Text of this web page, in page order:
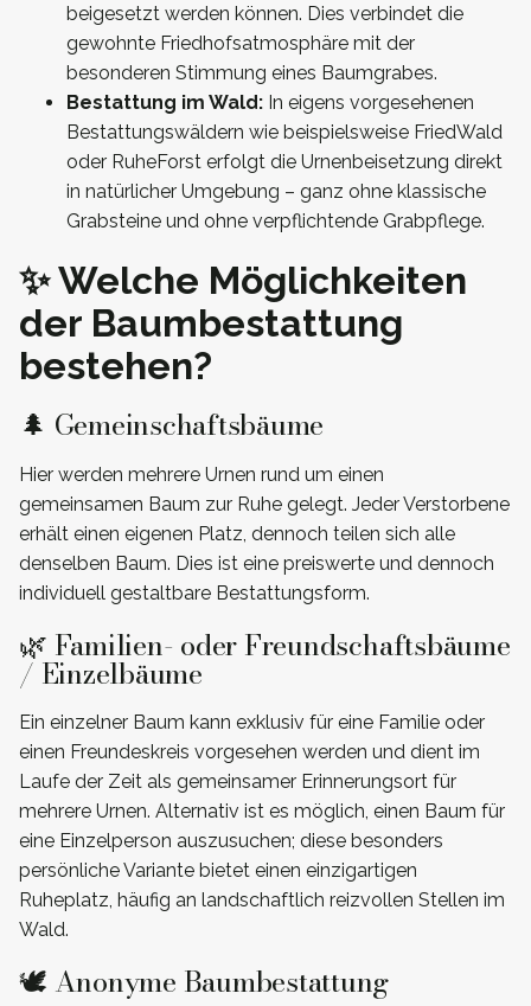
beigesetzt werden können. Dies verbindet die
gewohnte Friedhofsatmosphäre mit der
besonderen Stimmung eines Baumgrabes.
Bestattung im Wald: In eigens vorgesehenen
Bestattungswäldern wie beispielsweise FriedWald
oder RuheForst erfolgt die Urnenbeisetzung direkt
in natürlicher Umgebung – ganz ohne klassische
Grabsteine und ohne verpflichtende Grabpflege.
✨ Welche Möglichkeiten
der Baumbestattung
bestehen?
🌲 Gemeinschaftsbäume
Hier werden mehrere Urnen rund um einen
gemeinsamen Baum zur Ruhe gelegt. Jeder Verstorbene
erhält einen eigenen Platz, dennoch teilen sich alle
denselben Baum. Dies ist eine preiswerte und dennoch
individuell gestaltbare Bestattungsform.
🌿 Familien- oder Freundschaftsbäume
/ Einzelbäume
Ein einzelner Baum kann exklusiv für eine Familie oder
einen Freundeskreis vorgesehen werden und dient im
Laufe der Zeit als gemeinsamer Erinnerungsort für
mehrere Urnen. Alternativ ist es möglich, einen Baum für
eine Einzelperson auszusuchen; diese besonders
persönliche Variante bietet einen einzigartigen
Ruheplatz, häufig an landschaftlich reizvollen Stellen im
Wald.
🕊️ Anonyme Baumbestattung